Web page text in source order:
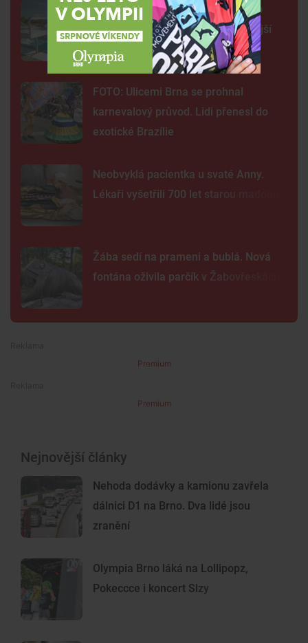
Na plovárně ve Znojmě se popralo
třicet lidí. Přibudou kamery i častější
hlídky
FOTO: Ulicemi Brna se prohnal
karnevalový průvod. Lidi přenesl do
exotické Brazílie
Neobvyklá pacientka u svaté Anny.
Lékaři vyšetřili 700 let starou madonu
Žába sedí na prameni a bublá. Nová
fontána oživila parčík v Žabovřeskách
Premium
Premium
Nejnovější články
Nehoda dodávky a kamionu zavřela
dálnici D1 na Brno. Dva lidé jsou
zranění
Olympia Brno láká na Lollipopz,
Pokeccce i koncert Slzy